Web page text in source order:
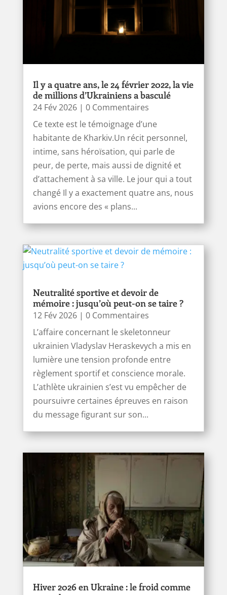
Il y a quatre ans, le 24 février 2022, la vie
de millions d’Ukrainiens a basculé
24 Fév 2026| 0 Commentaires
Ce texte est le témoignage d’une
habitante de Kharkiv.Un récit personnel,
intime, sans héroïsation, qui parle de
peur, de perte, mais aussi de dignité et
d’attachement à sa ville. Le jour qui a tout
changé Il y a exactement quatre ans, nous
avions encore des « plans...
Neutralité sportive et devoir de
mémoire : jusqu’où peut-on se taire ?
12 Fév 2026| 0 Commentaires
L’affaire concernant le skeletonneur
ukrainien Vladyslav Heraskevych a mis en
lumière une tension profonde entre
règlement sportif et conscience morale.
L’athlète ukrainien s’est vu empêcher de
poursuivre certaines épreuves en raison
du message figurant sur son...
Hiver 2026 en Ukraine : le froid comme